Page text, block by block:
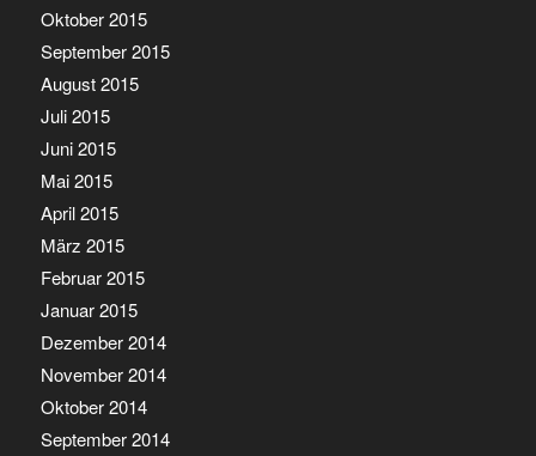
Oktober 2015
September 2015
August 2015
Juli 2015
Juni 2015
Mai 2015
April 2015
März 2015
Februar 2015
Januar 2015
Dezember 2014
November 2014
Oktober 2014
September 2014